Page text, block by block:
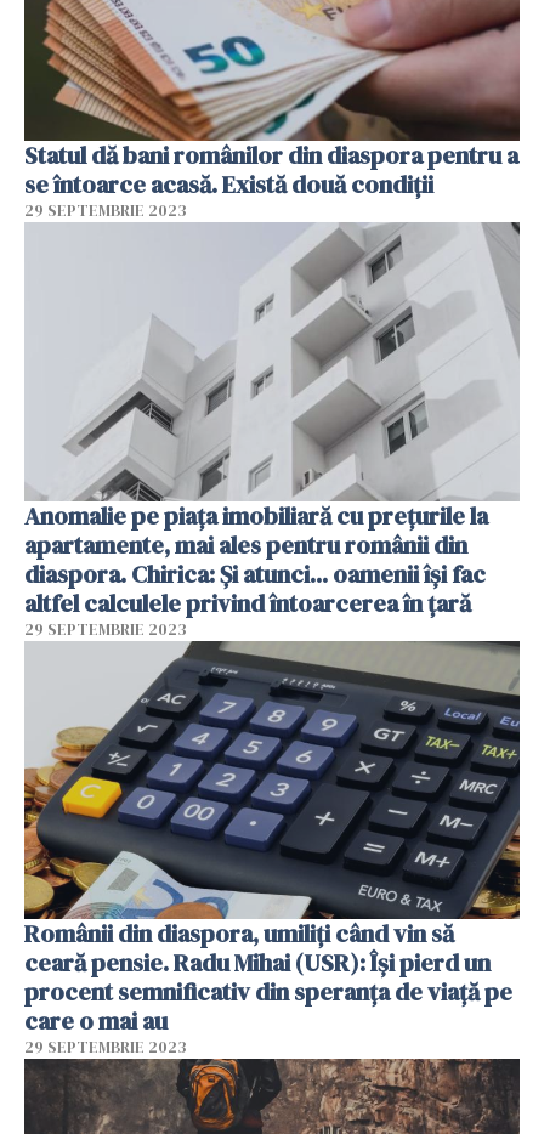
Statul dă bani românilor din diaspora pentru a
se întoarce acasă. Există două condiții
29 SEPTEMBRIE 2023
Anomalie pe piața imobiliară cu prețurile la
apartamente, mai ales pentru românii din
diaspora. Chirica: Și atunci... oamenii își fac
altfel calculele privind întoarcerea în țară
29 SEPTEMBRIE 2023
Românii din diaspora, umiliți când vin să
ceară pensie. Radu Mihai (USR): Își pierd un
procent semnificativ din speranța de viață pe
care o mai au
29 SEPTEMBRIE 2023